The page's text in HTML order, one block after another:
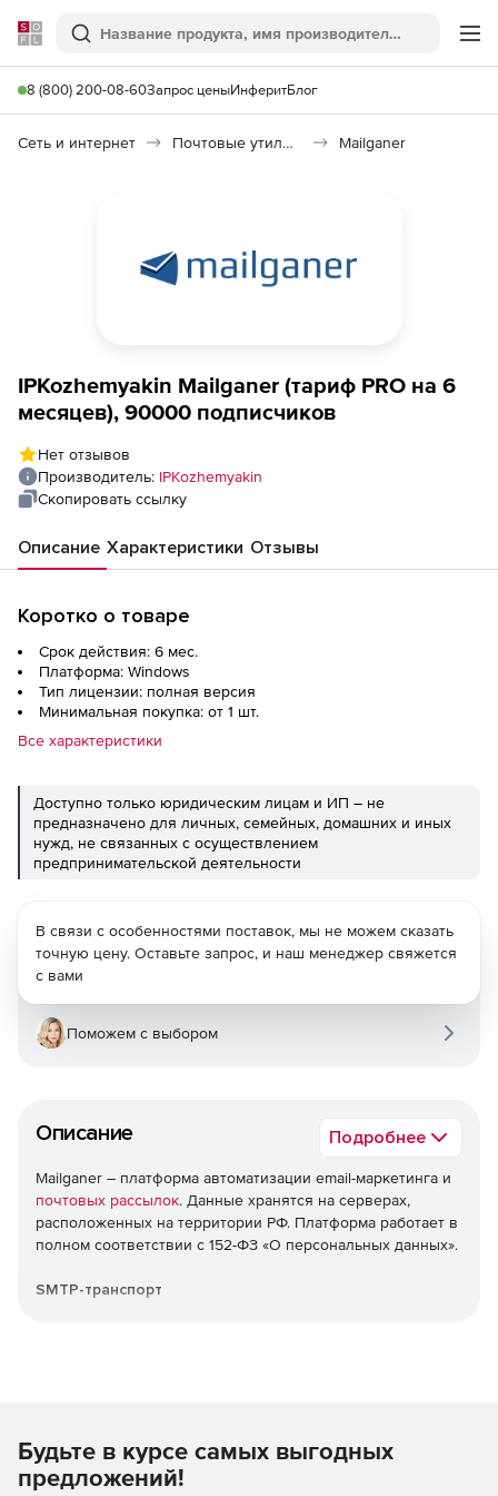
Softline
Поиск
8 (800) 200-08-60Запрос ценыИнферитБлог
Сеть и интернет Почтовые утилиты Mailganer
IPKozhemyakin Mailganer (тариф PRO на 6
месяцев), 90000 подписчиков
Нет отзывов
Производитель: IPKozhemyakin
Скопировать ссылку
Описание Характеристики Отзывы
Коротко о товаре
Срок действия: 6 мес.
Платформа: Windows
Тип лицензии: полная версия
Минимальная покупка: от 1 шт.
Все характеристики
Доступно только юридическим лицам и ИП – не
предназначено для личных, семейных, домашних и иных
нужд, не связанных с осуществлением
предпринимательской деятельности
Описание Подробнее
Mailganer – платформа автоматизации email-маркетинга и
почтовых рассылок. Данные хранятся на серверах,
расположенных на территории РФ. Платформа работает в
полном соответствии с 152-ФЗ «О персональных данных».
SMTP-транспорт
Увеличение CTR до нужного результата. Простая
настройка основных триггеров: цепочки, связанные с
В связи с особенностями поставок, мы не можем сказать
точную цену. Оставьте запрос, и наш менеджер свяжется
с вами
Поможем с выбором
Будьте в курсе самых выгодных
предложений!